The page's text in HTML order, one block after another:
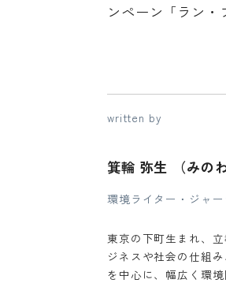
ンペーン「ラン・
written by
箕輪 弥生 （みの
環境ライター・ジャ
東京の下町生まれ、
ジネスや社会の仕組
を中心に、幅広く環